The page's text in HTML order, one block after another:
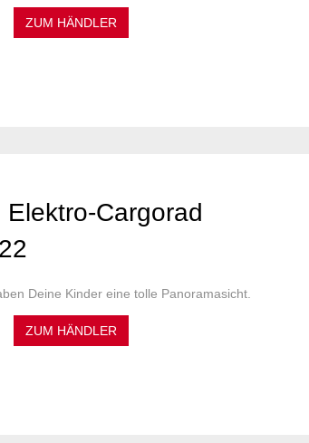
ZUM HÄNDLER
Cargorad
Deine Kinder eine tolle Panoramasicht.
ZUM HÄNDLER